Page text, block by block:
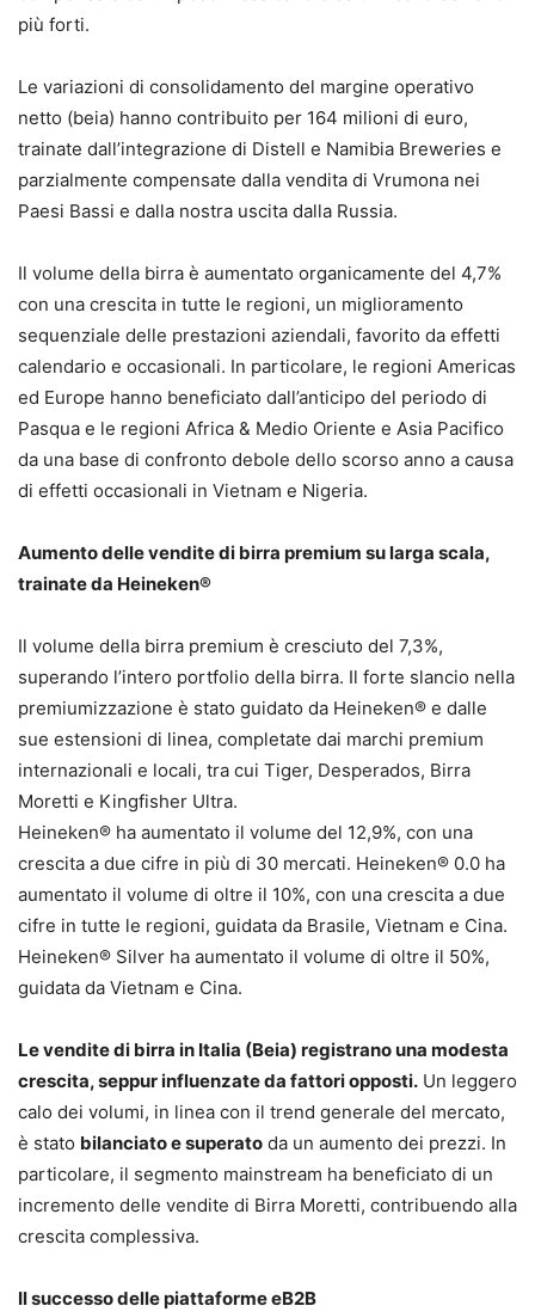
più forti.
Le variazioni di consolidamento del margine operativo
netto (beia) hanno contribuito per 164 milioni di euro,
trainate dall’integrazione di Distell e Namibia Breweries e
parzialmente compensate dalla vendita di Vrumona nei
Paesi Bassi e dalla nostra uscita dalla Russia.
Il volume della birra è aumentato organicamente del 4,7%
con una crescita in tutte le regioni, un miglioramento
sequenziale delle prestazioni aziendali, favorito da effetti
calendario e occasionali. In particolare, le regioni Americas
ed Europe hanno beneficiato dall’anticipo del periodo di
Pasqua e le regioni Africa & Medio Oriente e Asia Pacifico
da una base di confronto debole dello scorso anno a causa
di effetti occasionali in Vietnam e Nigeria.
Aumento delle vendite di birra premium su larga scala,
trainate da Heineken®
Il volume della birra premium è cresciuto del 7,3%,
superando l’intero portfolio della birra. Il forte slancio nella
premiumizzazione è stato guidato da Heineken® e dalle
sue estensioni di linea, completate dai marchi premium
internazionali e locali, tra cui Tiger, Desperados, Birra
Moretti e Kingfisher Ultra.
Heineken® ha aumentato il volume del 12,9%, con una
crescita a due cifre in più di 30 mercati. Heineken® 0.0 ha
aumentato il volume di oltre il 10%, con una crescita a due
cifre in tutte le regioni, guidata da Brasile, Vietnam e Cina.
Heineken® Silver ha aumentato il volume di oltre il 50%,
guidata da Vietnam e Cina.
Le vendite di birra in Italia (Beia) registrano una modesta
crescita, seppur influenzate da fattori opposti. Un leggero
calo dei volumi, in linea con il trend generale del mercato,
è stato bilanciato e superato da un aumento dei prezzi. In
particolare, il segmento mainstream ha beneficiato di un
incremento delle vendite di Birra Moretti, contribuendo alla
crescita complessiva.
Il successo delle piattaforme eB2B